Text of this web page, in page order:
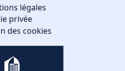
légales
privée
des cookies